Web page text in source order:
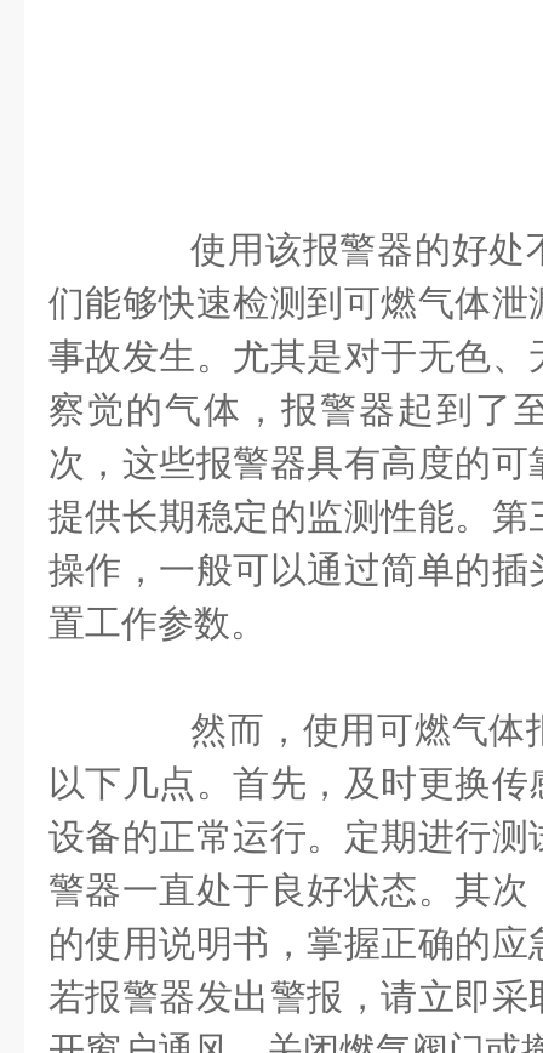
使用该报警器的好处
们能够快速检测到可燃气体
事故发生。尤其是对于无色
察觉的气体，报警器起到了
次，这些报警器具有高度的
提供长期稳定的监测性能。
操作，一般可以通过简单的
置工作参数。
然而，使用可燃气体
以下几点。首先，及时更换
设备的正常运行。定期进行
警器一直处于良好状态。其
的使用说明书，掌握正确的
若报警器发出警报，请立即